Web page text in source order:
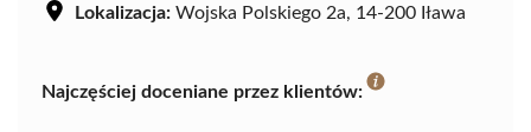
Lokalizacja: Wojska Polskiego 2a, 14-200 Iława
Najczęściej doceniane przez klientów: